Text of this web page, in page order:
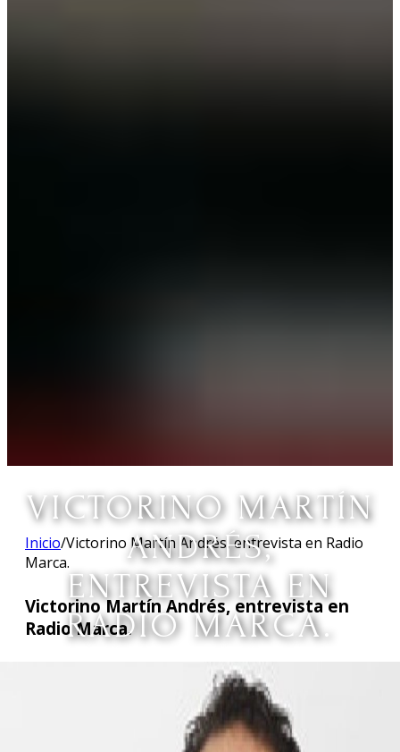
VICTORINO MARTÍN
ANDRÉS,
ENTREVISTA EN
RADIO MARCA.
Inicio/Victorino Martín Andrés, entrevista en Radio
Marca.
Victorino Martín Andrés, entrevista en
Radio Marca.